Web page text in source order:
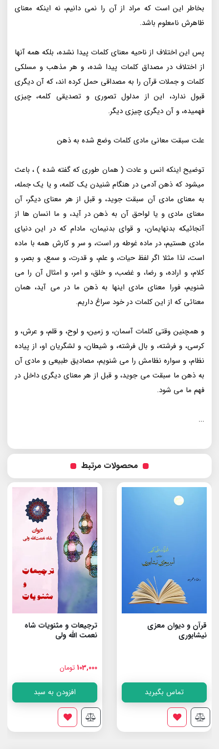
بخاطر این است که مراد از آن را نمی دانیم، نه اینکه معنای
ظاهرش نامعلوم باشد.
پس این اختلاف از ناحیه معنای کلمات پیدا نشده، بلکه همه آنها
از اختلاف در مصداق کلمات پیدا شده، و هر مذهب و مسلکی
کلمات و جملات قرآن را به مصداقی حمل کرده اند، که آن دیگری
قبول ندارد، این از مدلول تصوری و تصدیقی کلمه، چیزی
فهمیده، و آن دیگری چیزی دیگر.
علت سبقت معانی مادی کلمات وضع شده به ذهن
توضیح اینکه انس و عادت ( همان طوری که گفته شده ) ، باعث
میشود که ذهن آدمی در هنگام شنیدن یک کلمه، و یا یک جمله،
به معنای مادی آن سبقت جوید، و قبل از هر معنای دیگر، آن
معنای مادی و یا لواحق آن به ذهن در آید، و ما انسان ها از
آنجائیکه بدنهایمان، و قوای بدنیمان، مادام که در این دنیای
مادی هستیم، در ماده غوطه ور است، و سر و کارش همه با ماده
است، لذا مثلا اگر لفظ حیات، و علم، و قدرت، و سمع، و بصر، و
کلام، و اراده، و رضا، و غضب، و خلق، و امر، و امثال آن را می
شنویم، فورا معنای مادی اینها به ذهن ما در می آید، همان
معنائی که از این کلمات در خود سراغ داریم.
و همچنین وقتی کلمات آسمان، و زمین، و لوح، و قلم، و عرش، و
کرسی، و فرشته، و بال فرشته، و شیطان، و لشگریان او، از پیاده
نظام، و سواره نظامش را می شنویم، مصادیق طبیعی و مادی آن
به ذهن ما سبقت می جوید، و قبل از هر معنای دیگری داخل در
فهم ما می شود.
...
محصولات مرتبط
قرآن و دیوان معزی
نیشابوری
تماس بگیرید
ترجیعات و مثنویات شاه
نعمت الله ولى
103,000 تومان
افزودن به سبد